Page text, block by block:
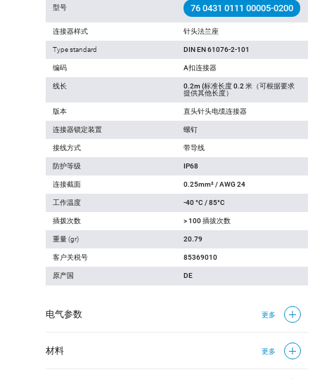
型号 76 0431 0111 00005-0200
连接器样式 针头法兰座
Type standard DIN EN 61076-2-101
编码 A扣连接器
线长
0.2m (标准长度 0.2 米（可根据要求
提供其他长度）
版本 直头针头电缆连接器
连接器锁定装置 螺钉
接线方式 带导线
防护等级 IP68
连接截面 0.25mm² / AWG 24
工作温度 -40 °C / 85°C
插拨次数 > 100 插拔次数
重量 (gr) 20.79
客户关税号 85369010
原产国 DE
电气参数 更多
材料 更多